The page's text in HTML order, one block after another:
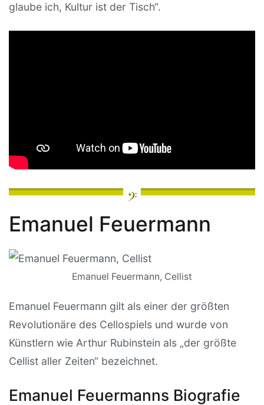
glaube ich, Kultur ist der Tisch“.
Emanuel Feuermann
Emanuel Feuermann, Cellist
Emanuel Feuermann gilt als einer der größten
Revolutionäre des Cellospiels und wurde von
Künstlern wie Arthur Rubinstein als „der größte
Cellist aller Zeiten“ bezeichnet.
Emanuel Feuermanns Biografie